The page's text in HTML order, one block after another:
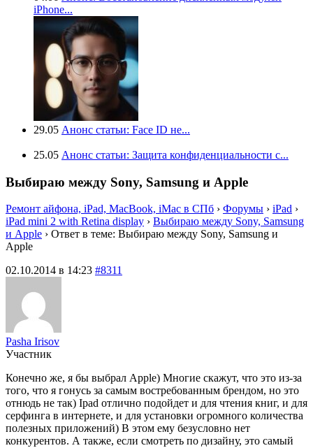
iPhone...
29.05 Анонс статьи: Face ID не...
25.05 Анонс статьи: Защита конфиденциальности с...
Выбираю между Sony, Samsung и Apple
Ремонт айфона, iPad, MacBook, iMac в СПб › Форумы › iPad ›
iPad mini 2 with Retina display › Выбираю между Sony, Samsung
и Apple › Ответ в теме: Выбираю между Sony, Samsung и
Apple
02.10.2014 в 14:23 #8311
Pasha Irisov
Участник
Конечно же, я бы выбрал Apple) Многие скажут, что это из-за
того, что я гонусь за самым востребованным брендом, но это
отнюдь не так) Ipad отлично подойдет и для чтения книг, и для
серфинга в интернете, и для установки огромного количества
полезных приложений) В этом ему безусловно нет
конкурентов. А также, если смотреть по дизайну, это самый